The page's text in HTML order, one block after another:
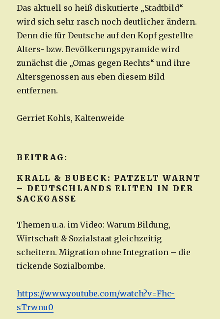
Das aktuell so heiß diskutierte „Stadtbild“
wird sich sehr rasch noch deutlicher ändern.
Denn die für Deutsche auf den Kopf gestellte
Alters- bzw. Bevölkerungspyramide wird
zunächst die „Omas gegen Rechts“ und ihre
Altersgenossen aus eben diesem Bild
entfernen.
Gerriet Kohls, Kaltenweide
BEITRAG:
KRALL & BUBECK: PATZELT WARNT
– DEUTSCHLANDS ELITEN IN DER
SACKGASSE
Themen u.a. im Video: Warum Bildung,
Wirtschaft & Sozialstaat gleichzeitig
scheitern. Migration ohne Integration – die
tickende Sozialbombe.
https://www.youtube.com/watch?v=Fhc-
sTrwnu0